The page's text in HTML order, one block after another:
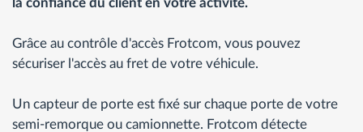
la confiance du client en votre activité.
Grâce au contrôle d'accès Frotcom, vous pouvez
sécuriser l'accès au fret de votre véhicule.
Un capteur de porte est fixé sur chaque porte de votre
semi-remorque ou camionnette. Frotcom détecte